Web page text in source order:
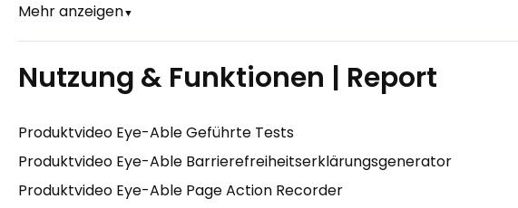
Mehr anzeigen▼
Nutzung & Funktionen | Report
Produktvideo Eye-Able Geführte Tests
Produktvideo Eye-Able Barrierefreiheitserklärungsgenerator
Produktvideo Eye-Able Page Action Recorder